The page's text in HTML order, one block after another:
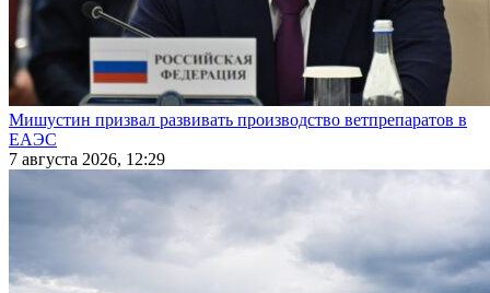
Мишустин призвал развивать производство ветпрепаратов в
ЕАЭС
7 августа 2026, 12:29